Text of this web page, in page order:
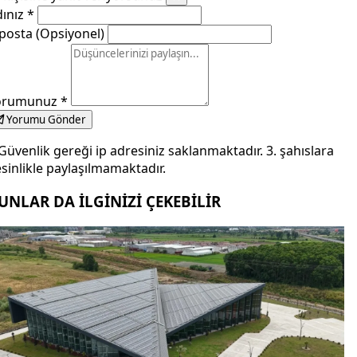
*
(Opsiyonel)
*
Yorumu Gönder
gereği ip adresiniz saklanmaktadır. 3. şahıslara
paylaşılmamaktadır.
DA İLGİNİZİ ÇEKEBİLİR